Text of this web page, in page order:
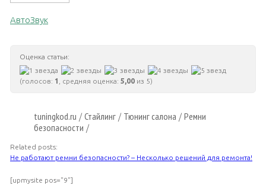
АвтоЗвук
Оценка статьи:
(голосов: 1 , средняя оценка: 5,00 из 5)
tuningkod.ru / Стайлинг / Тюнинг салона / Ремни
безопасности /
Related posts:
Не работают ремни безопасности? – Несколько решений для ремонта!
[upmysite pos="9"]